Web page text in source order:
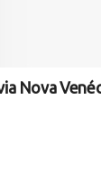
Nova